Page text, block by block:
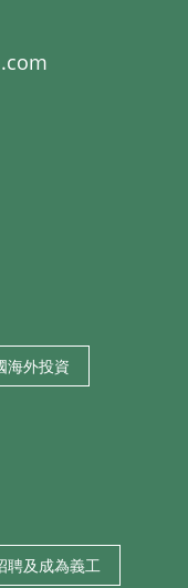
海外投資
聘及成為義工